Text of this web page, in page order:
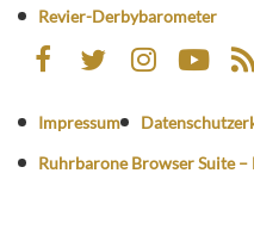
Revier-Derbybarometer
Impressum
Ruhrbarone Browser Suite